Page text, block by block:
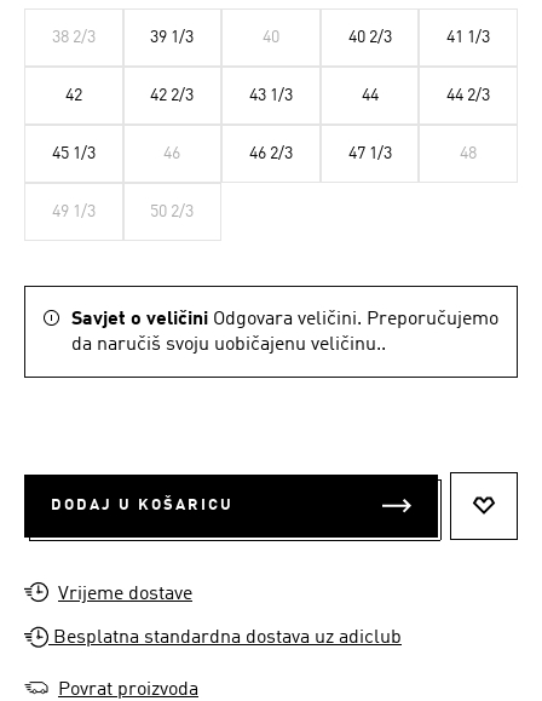
38 2/3 39 1/3 40 40 2/3 41 1/3
42 42 2/3 43 1/3 44 44 2/3
45 1/3 46 46 2/3 47 1/3 48
49 1/3 50 2/3
Savjet o veličini Odgovara veličini. Preporučujemo
da naručiš svoju uobičajenu veličinu..
DODAJ U KOŠARICU
Vrijeme dostave
Besplatna standardna dostava uz adiclub
Povrat proizvoda